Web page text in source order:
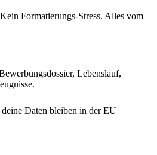
Formatierungs-Stress. Alles vom
Lebenslauf,
Daten bleiben in der EU